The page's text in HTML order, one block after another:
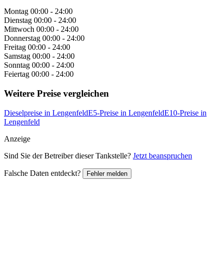
Montag 00:00 - 24:00
Dienstag 00:00 - 24:00
Mittwoch 00:00 - 24:00
Donnerstag 00:00 - 24:00
Freitag 00:00 - 24:00
Samstag 00:00 - 24:00
Sonntag 00:00 - 24:00
Feiertag 00:00 - 24:00
Weitere Preise vergleichen
Dieselpreise in LengenfeldE5-Preise in LengenfeldE10-Preise in
Lengenfeld
Anzeige
Sind Sie der Betreiber dieser Tankstelle? Jetzt beanspruchen
Falsche Daten entdeckt? Fehler melden